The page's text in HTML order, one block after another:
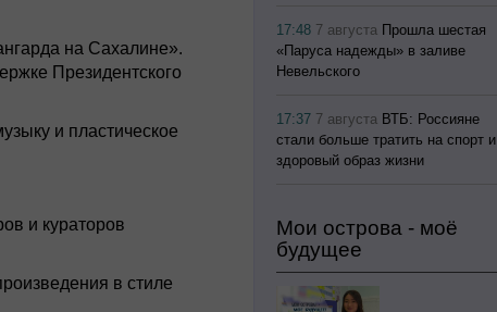
на Сахалине».
Президентского
и пластическое
и кураторов
в стиле
17:48 7 августа Прошла шестая
«Паруса надежды» в заливе
Невельского
17:37 7 августа ВТБ: Россияне
стали больше тратить на спорт и
здоровый образ жизни
Мои острова - моё
будущее